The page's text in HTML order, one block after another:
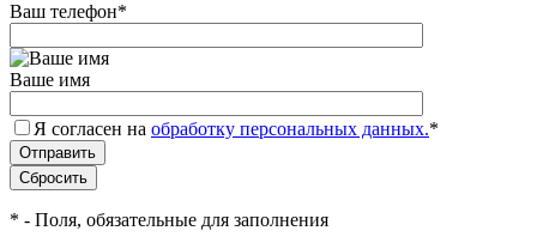
Ваш телефон*
Ваше имя
Я согласен на обработку персональных данных.*
* - Поля, обязательные для заполнения